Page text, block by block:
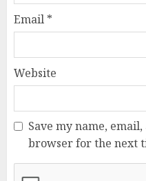
Email *
Website
Save my name,
browser for the next